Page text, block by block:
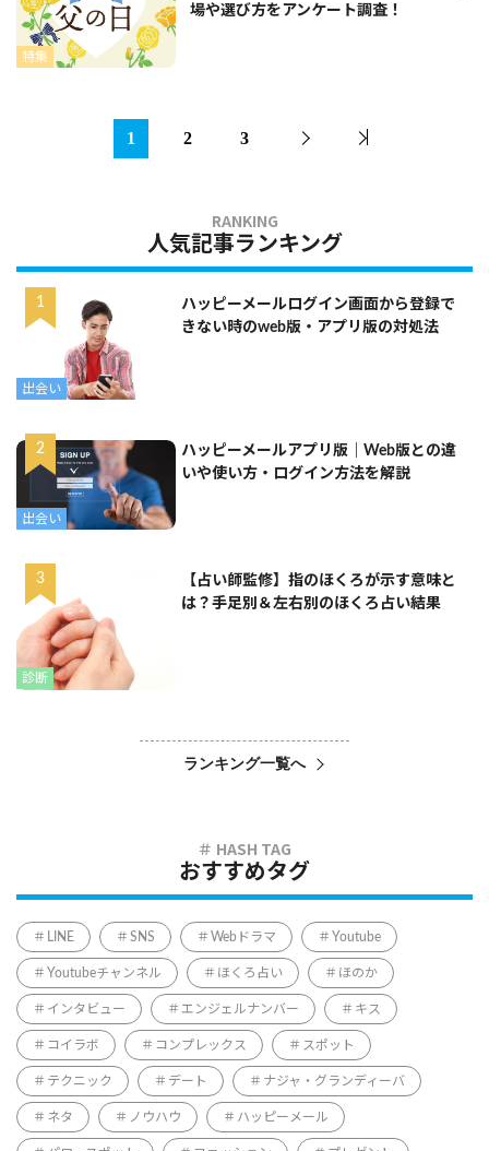
特集
場や選び方をアンケート調査！
1 2 3
人気記事ランキング
出会い
ハッピーメールログイン画面から登録で
きない時のweb版・アプリ版の対処法
出会い
ハッピーメールアプリ版｜Web版との違
いや使い方・ログイン方法を解説
診断
【占い師監修】指のほくろが示す意味と
は？手足別＆左右別のほくろ占い結果
ランキング一覧へ
おすすめタグ
LINE SNS Webドラマ Youtube
Youtubeチャンネル ほくろ占い ほのか
インタビュー エンジェルナンバー キス
コイラボ コンプレックス スポット
テクニック デート ナジャ・グランディーバ
ネタ ノウハウ ハッピーメール